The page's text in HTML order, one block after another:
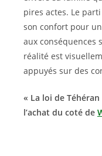
pires actes. Le
son confort pour
aux conséquences
réalité est
appuyés sur des
« La loi de
l’achat du coté de